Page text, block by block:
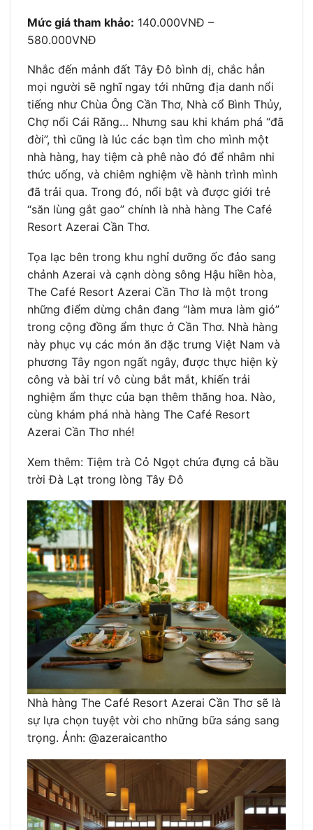
Mức giá tham khảo: 140.000VNĐ –
580.000VNĐ
Nhắc đến mảnh đất Tây Đô bình dị, chắc hẳn
mọi người sẽ nghĩ ngay tới những địa danh nổi
tiếng như Chùa Ông Cần Thơ, Nhà cổ Bình Thủy,
Chợ nổi Cái Răng… Nhưng sau khi khám phá “đã
đời”, thì cũng là lúc các bạn tìm cho mình một
nhà hàng, hay tiệm cà phê nào đó để nhâm nhi
thức uống, và chiêm nghiệm về hành trình mình
đã trải qua. Trong đó, nổi bật và được giới trẻ
“săn lùng gắt gao” chính là nhà hàng The Café
Resort Azerai Cần Thơ.
Tọa lạc bên trong khu nghỉ dưỡng ốc đảo sang
chảnh Azerai và cạnh dòng sông Hậu hiền hòa,
The Café Resort Azerai Cần Thơ là một trong
những điểm dừng chân đang “làm mưa làm gió”
trong cộng đồng ẩm thực ở Cần Thơ. Nhà hàng
này phục vụ các món ăn đặc trưng Việt Nam và
phương Tây ngon ngất ngây, được thực hiện kỳ
công và bài trí vô cùng bắt mắt, khiến trải
nghiệm ẩm thực của bạn thêm thăng hoa. Nào,
cùng khám phá nhà hàng The Café Resort
Azerai Cần Thơ nhé!
Xem thêm: Tiệm trà Cỏ Ngọt chứa đựng cả bầu
trời Đà Lạt trong lòng Tây Đô
Nhà hàng The Café Resort Azerai Cần Thơ sẽ là
sự lựa chọn tuyệt vời cho những bữa sáng sang
trọng. Ảnh: @azeraicantho